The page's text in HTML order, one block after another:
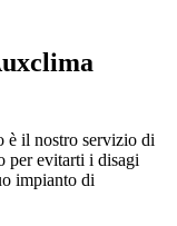
è il nostro servizio di
per evitarti i disagi
impianto di